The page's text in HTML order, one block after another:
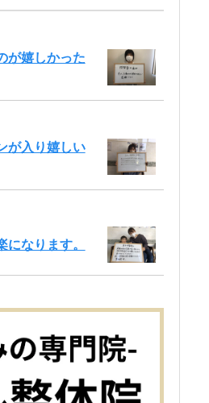
が嬉しかった
が入り嬉しい
なります。